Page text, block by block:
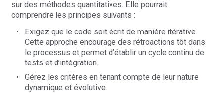
sur des méthodes quantitatives. Elle pourrait
comprendre les principes suivants :
Exigez que le code soit écrit de manière itérative.
Cette approche encourage des rétroactions tôt dans
le processus et permet d’établir un cycle continu de
tests et d’intégration.
Gérez les critères en tenant compte de leur nature
dynamique et évolutive.